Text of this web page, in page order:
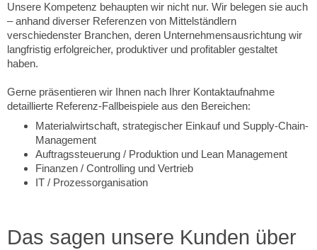
Unsere Kompetenz behaupten wir nicht nur. Wir belegen sie auch
– anhand diverser Referenzen von Mittelständlern
verschiedenster Branchen, deren Unternehmensausrichtung wir
langfristig erfolgreicher, produktiver und profitabler gestaltet
haben.
Gerne präsentieren wir Ihnen nach Ihrer Kontaktaufnahme
detaillierte Referenz-Fallbeispiele aus den Bereichen:
Materialwirtschaft, strategischer Einkauf und Supply-Chain-
Management
Auftragssteuerung / Produktion und Lean Management
Finanzen / Controlling und Vertrieb
IT / Prozessorganisation
Das sagen unsere Kunden über